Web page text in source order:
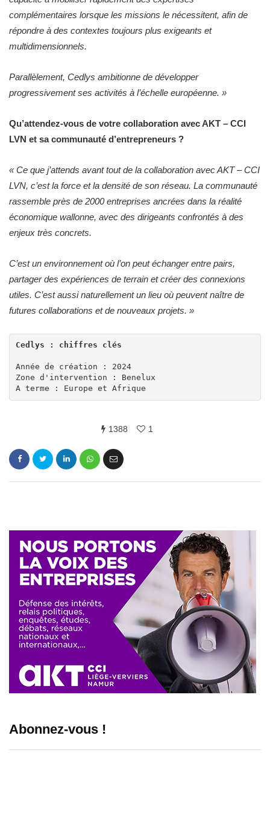
complémentaires lorsque les missions le nécessitent, afin de
répondre à des contextes toujours plus exigeants et
multidimensionnels.
Parallèlement, Cedlys ambitionne de développer
progressivement ses activités à l’échelle européenne. »
Qu’attendez-vous de votre collaboration avec AKT – CCI
LVN et sa communauté d’entrepreneurs ?
« Ce que j’attends avant tout de la collaboration avec AKT – CCI
LVN, c’est la force et la densité de son réseau. La communauté
rassemble près de 2000 entreprises ancrées dans la réalité
économique wallonne, avec des dirigeants confrontés à des
enjeux très concrets.
C’est un environnement où l’on peut échanger entre pairs,
partager des expériences de terrain et créer des connexions
utiles. C’est aussi naturellement un lieu où peuvent naître de
futures collaborations et de nouveaux projets. »
Année de création : 2024
Zone d'intervention : Benelux
A terme : Europe et Afrique
1388 1
Abonnez-vous !